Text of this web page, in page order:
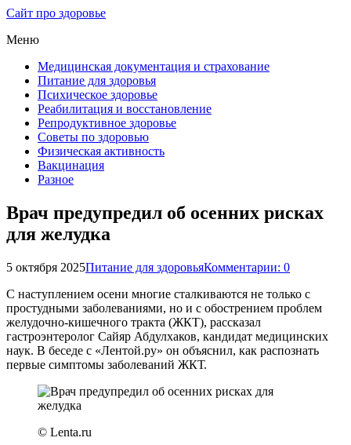
Сайт про здоровье
Меню
Медицинская документация и страхование
Питание для здоровья
Психическое здоровье
Реабилитация и восстановление
Репродуктивное здоровье
Советы по здоровью
Физическая активность
Вакцинация
Разное
Врач предупредил об осенних рисках
для желудка
5 октября 2025Питание для здоровьяКомментарии: 0
С наступлением осени многие сталкиваются не только с
простудными заболеваниями, но и с обострением проблем
желудочно-кишечного тракта (ЖКТ), рассказал
гастроэнтеролог Сайяр Абдулхаков, кандидат медицинских
наук. В беседе с «Лентой.ру» он объяснил, как распознать
первые симптомы заболеваний ЖКТ.
© Lenta.ru